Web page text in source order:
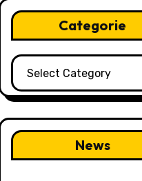
Categorie
Categorie
News